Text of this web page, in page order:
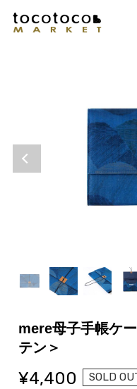
mere母子手帳ケ
テン＞
¥4,400 SOLD